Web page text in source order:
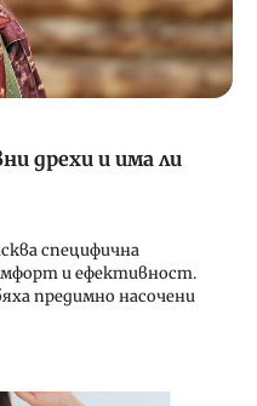
дрехи и има ли
специфична
и ефективност.
предимно насочени